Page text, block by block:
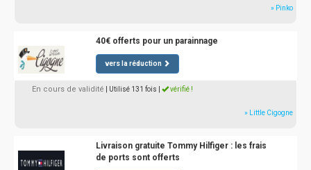
» Pinko
40€ offerts pour un parainnage
vers la réduction
En cours de validité | Utilisé 131 fois vérifié !
» Little Cigogne
Livraison gratuite Tommy Hilfiger : les frais
de ports sont offerts